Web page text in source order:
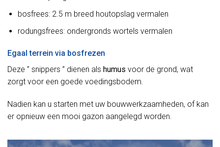
bosfrees: 2.5 m breed houtopslag vermalen
rodungsfrees: ondergronds wortels vermalen
Egaal terrein via bosfrezen
Deze ” snippers ” dienen als humus voor de grond, wat
zorgt voor een goede voedingsbodem.
Nadien kan u starten met uw bouwwerkzaamheden, of kan
er opnieuw een mooi gazon aangelegd worden.